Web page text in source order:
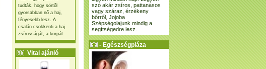
tudták, hogy sörtől
gyorsabban nő a haj,
fényesebb lesz. A
csalán csökkenti a haj
zsírosságát, a korpát.
Vital ajánló
szó akár zsíros, pattanásos
vagy száraz, érzékeny
bőrről, Jojoba
Szépségolajunk mindig a
segítségedre lesz.
- Egészségpláza
ajánlatunk -